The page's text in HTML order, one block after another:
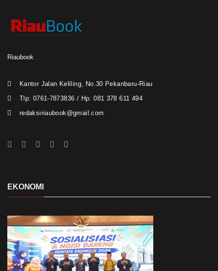
Riaubook
Kantor Jalan Keliling, No.30 Pekanbaru-Riau
Tlp: 0761-7873836 / Hp: 081 378 611 494
redaksiriaubook@gmail.com
EKONOMI